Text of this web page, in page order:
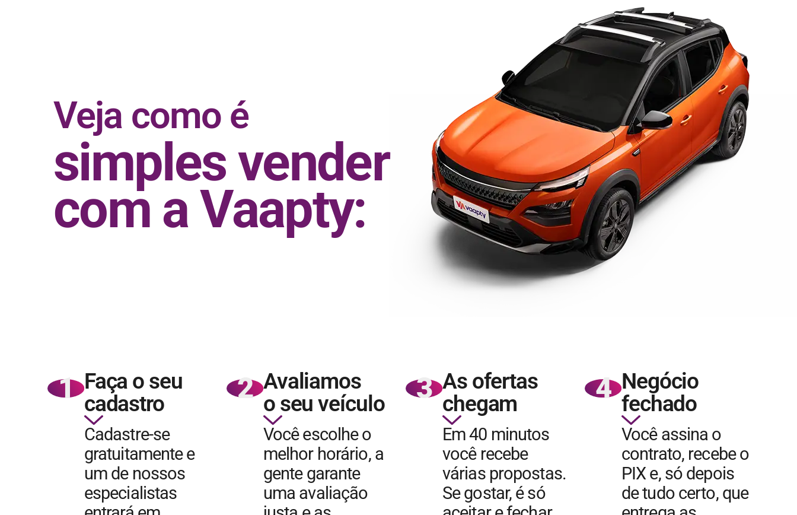
Veja como é
simples vender
com a Vaapty:
1 Faça o seu
cadastro
Cadastre-se
gratuitamente e
um de nossos
especialistas
2 Avaliamos
o seu veículo
Você escolhe o
melhor horário, a
gente garante
uma avaliação
3 As ofertas
chegam
Em 40 minutos
você recebe
várias propostas.
Se gostar, é só
4 Negócio
fechado
Você assina o
contrato, recebe o
PIX e, só depois
de tudo certo, que